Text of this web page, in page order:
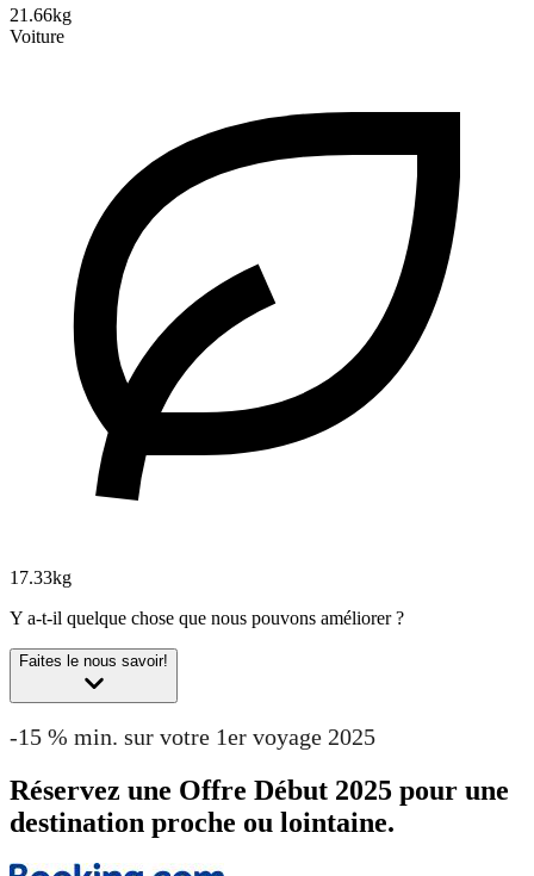
21.66kg
Voiture
17.33kg
Y a-t-il quelque chose que nous pouvons améliorer ?
Faites le nous savoir!
-15 % min. sur votre 1er voyage 2025
Réservez une Offre Début 2025 pour une
destination proche ou lointaine.